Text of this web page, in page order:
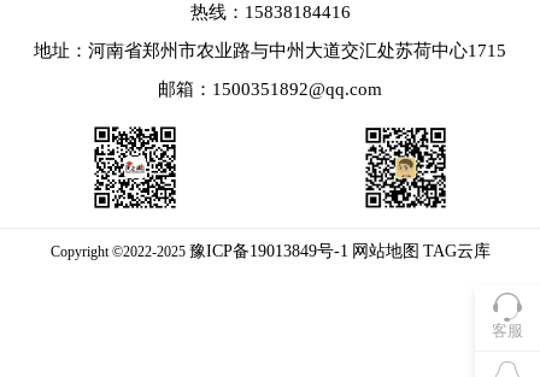
客服
热线：15838184416
地址：河南省郑州市农业路与中州大道交汇处苏荷中心1715
邮箱：1500351892@qq.com
Copyright ©2022-2025 豫ICP备19013849号-1 网站地图 TAG云库